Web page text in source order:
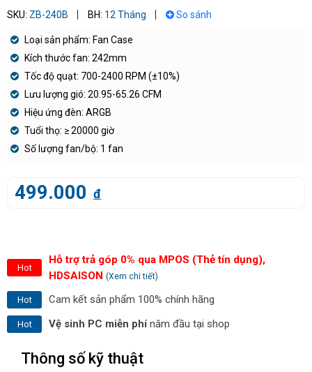
SKU: ZB-240B BH: 12 Tháng So sánh
Loại sản phẩm: Fan Case
Kích thước fan: 242mm
Tốc độ quạt: 700-2400 RPM (±10%)
Lưu lượng gió: 20.95-65.26 CFM
Hiệu ứng đèn: ARGB
Tuổi thọ: ≥ 20000 giờ
Số lượng fan/bộ: 1 fan
499.000 đ
Hot
Hỗ trợ trả góp 0% qua MPOS (Thẻ tín dụng),
HDSAISON (Xem chi tiết)
Hot Cam kết sản phẩm 100% chính hãng
Hot Vệ sinh PC miễn phínăm đầu tại shop
Thông số kỹ thuật